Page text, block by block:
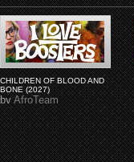
CHILDREN OF BLOOD AND
BONE (2027)
byAfroTeam